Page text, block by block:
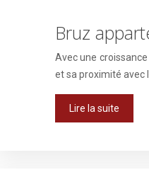
Bruz
Avec une
et sa proximité avec
Lire la suite